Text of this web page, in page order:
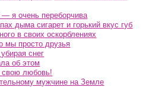
я очень переборчива
дыма сигарет и горький вкус губ
в своих оскорблениях
мы просто друзья
снег
об этом
любовь!
мужчине на Земле